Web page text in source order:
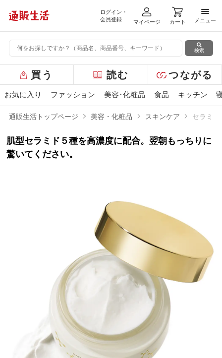
ログイン・
会員登録
マイページ カート
メニ
メニュー
検索
ー
バ
ュ
ー
買う 読む つながる
お気に入り ファッション 美容･化粧品 食品 キッチン
通販生活トップページ 美容・化粧品 スキンケア セラミ
肌型セラミド５種を高濃度に配合。翌朝もっちりに
驚いてください。